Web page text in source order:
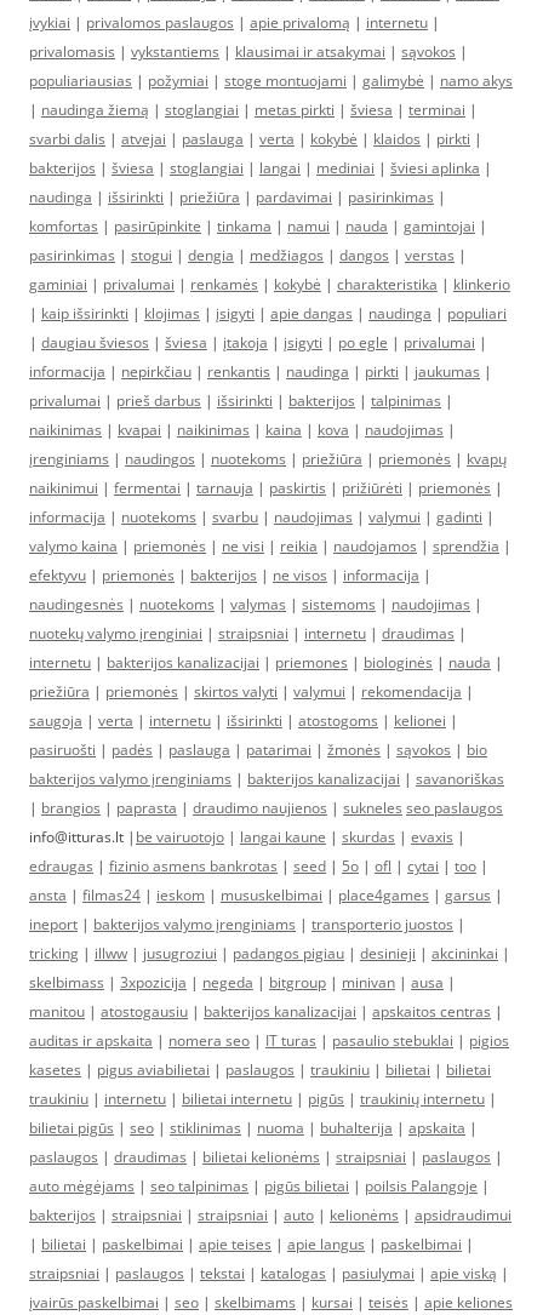
įvykiai | privalomos paslaugos | apie privalomą | internetu |
privalomasis | vykstantiems | klausimai ir atsakymai | sąvokos |
populiariausias | požymiai | stoge montuojami | galimybė | namo akys
| naudinga žiemą | stoglangiai | metas pirkti | šviesa | terminai |
svarbi dalis | atvejai | paslauga | verta | kokybė | klaidos | pirkti |
bakterijos | šviesa | stoglangiai | langai | mediniai | šviesi aplinka |
naudinga | išsirinkti | priežiūra | pardavimai | pasirinkimas |
komfortas | pasirūpinkite | tinkama | namui | nauda | gamintojai |
pasirinkimas | stogui | dengia | medžiagos | dangos | verstas |
gaminiai | privalumai | renkamės | kokybė | charakteristika | klinkerio
| kaip išsirinkti | klojimas | įsigyti | apie dangas | naudinga | populiari
| daugiau šviesos | šviesa | įtakoja | įsigyti | po egle | privalumai |
informacija | nepirkčiau | renkantis | naudinga | pirkti | jaukumas |
privalumai | prieš darbus | išsirinkti | bakterijos | talpinimas |
naikinimas | kvapai | naikinimas | kaina | kova | naudojimas |
įrenginiams | naudingos | nuotekoms | priežiūra | priemonės | kvapų
naikinimui | fermentai | tarnauja | paskirtis | prižiūrėti | priemonės |
informacija | nuotekoms | svarbu | naudojimas | valymui | gadinti |
valymo kaina | priemonės | ne visi | reikia | naudojamos | sprendžia |
efektyvu | priemonės | bakterijos | ne visos | informacija |
naudingesnės | nuotekoms | valymas | sistemoms | naudojimas |
nuotekų valymo įrenginiai | straipsniai | internetu | draudimas |
internetu | bakterijos kanalizacijai | priemones | biologinės | nauda |
priežiūra | priemonės | skirtos valyti | valymui | rekomendacija |
saugoja | verta | internetu | išsirinkti | atostogoms | kelionei |
pasiruošti | padės | paslauga | patarimai | žmonės | sąvokos | bio
bakterijos valymo įrenginiams | bakterijos kanalizacijai | savanoriškas
| brangios | paprasta | draudimo naujienos | sukneles seo paslaugos
info@itturas.lt | be vairuotojo | langai kaune | skurdas | evaxis |
edraugas | fizinio asmens bankrotas | seed | 5o | ofl | cytai | too |
ansta | filmas24 | ieskom | mususkelbimai | place4games | garsus |
ineport | bakterijos valymo įrenginiams | transporterio juostos |
tricking | illww | jusugroziui | padangos pigiau | desinieji | akcininkai |
skelbimass | 3xpozicija | negeda | bitgroup | minivan | ausa |
manitou | atostogausiu | bakterijos kanalizacijai | apskaitos centras |
auditas ir apskaita | nomera seo | IT turas | pasaulio stebuklai | pigios
kasetes | pigus aviabilietai | paslaugos | traukiniu | bilietai | bilietai
traukiniu | internetu | bilietai internetu | pigūs | traukinių internetu |
bilietai pigūs | seo | stiklinimas | nuoma | buhalterija | apskaita |
paslaugos | draudimas | bilietai kelionėms | straipsniai | paslaugos |
auto mėgėjams | seo talpinimas | pigūs bilietai | poilsis Palangoje |
bakterijos | straipsniai | straipsniai | auto | kelionėms | apsidraudimui
| bilietai | paskelbimai | apie teises | apie langus | paskelbimai |
straipsniai | paslaugos | tekstai | katalogas | pasiulymai | apie viską |
įvairūs paskelbimai | seo | skelbimams | kursai | teisės | apie keliones